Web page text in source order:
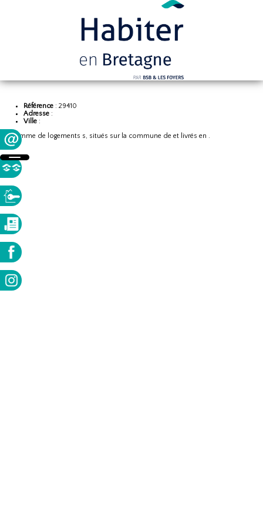
Référence : 29410
Adresse :
Ville :
Programme de logements s, situés sur la commune de et livrés en .